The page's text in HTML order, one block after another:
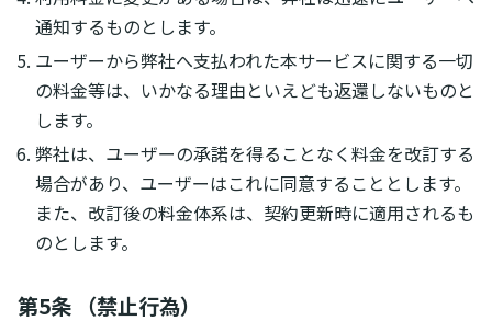
通知するものとします。
ユーザーから弊社へ支払われた本サービスに関する一切
の料金等は、いかなる理由といえども返還しないものと
します。
弊社は、ユーザーの承諾を得ることなく料金を改訂する
場合があり、ユーザーはこれに同意することとします。
また、改訂後の料金体系は、契約更新時に適用されるも
のとします。
第5条 （禁止行為）